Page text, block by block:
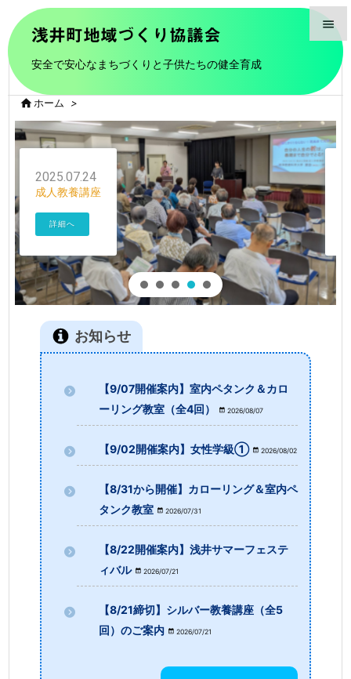
浅井町地域づくり協議会
安全で安心なまちづくりと子供たちの健全育成

メニュ


次へ

検索
ホーム >
2025.07.24
成人教養講座
詳細へ
お知らせ
【9/07開催案内】室内ペタンク＆カロ
ーリング教室（全4回）
2026/08/07
【9/02開催案内】女性学級① 2026/08/02
【8/31から開催】カローリング＆室内ペ
タンク教室
2026/07/31
【8/22開催案内】浅井サマーフェステ
ィバル
2026/07/21
【8/21締切】シルバー教養講座（全5
回）のご案内
2026/07/21